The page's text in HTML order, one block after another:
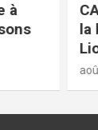
briser